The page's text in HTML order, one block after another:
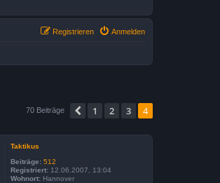
Anmelden
Registrieren
70 Beiträge Vorherige
1 2 3 4
Taktikus
Beiträge: 512
Registriert: 12.06.2007, 13:04
Wohnort: Hannover